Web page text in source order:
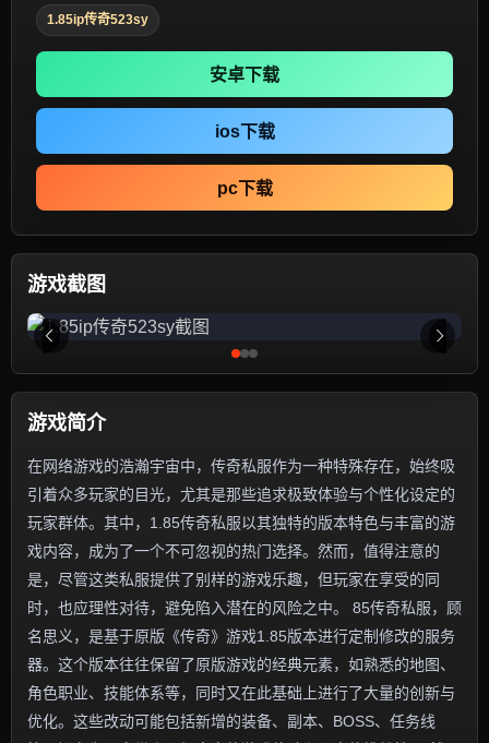
1.85ip传奇523sy
安卓下载
ios下载
pc下载
游戏截图
游戏简介
在网络游戏的浩瀚宇宙中，传奇私服作为一种特殊存在，始终吸
引着众多玩家的目光，尤其是那些追求极致体验与个性化设定的
玩家群体。其中，1.85传奇私服以其独特的版本特色与丰富的游
戏内容，成为了一个不可忽视的热门选择。然而，值得注意的
是，尽管这类私服提供了别样的游戏乐趣，但玩家在享受的同
时，也应理性对待，避免陷入潜在的风险之中。 85传奇私服，顾
名思义，是基于原版《传奇》游戏1.85版本进行定制修改的服务
器。这个版本往往保留了原版游戏的经典元素，如熟悉的地图、
角色职业、技能体系等，同时又在此基础上进行了大量的创新与
优化。这些改动可能包括新增的装备、副本、BOSS、任务线